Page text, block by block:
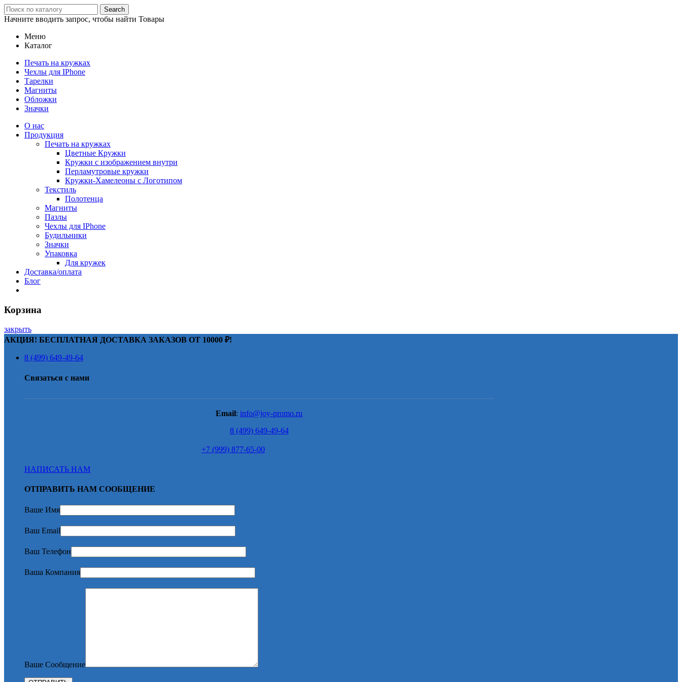
Search
Начните вводить запрос, чтобы найти Товары
Меню
Каталог
Печать на кружках
Чехлы для IPhone
Тарелки
Магниты
Обложки
Значки
О нас
Продукция
Печать на кружках
Цветные Кружки
Кружки с изображением внутри
Перламутровые кружки
Кружки-Хамелеоны с Логотипом
Текстиль
Полотенца
Магниты
Пазлы
Чехлы для IPhone
Будильники
Значки
Упаковка
Для кружек
Доставка/оплата
Блог
Корзина
закрыть
АКЦИЯ! БЕСПЛАТНАЯ ДОСТАВКА ЗАКАЗОВ ОТ 10000 ₽!
8 (499) 649-49-64
Связаться с нами
Email: info@joy-promo.ru
8 (499) 649-49-64
+7 (999) 877-65-00
НАПИСАТЬ НАМ
ОТПРАВИТЬ НАМ СООБЩЕНИЕ
Ваше Имя
Ваш Email
Ваш Телефон
Ваша Компания
Ваше Сообщение